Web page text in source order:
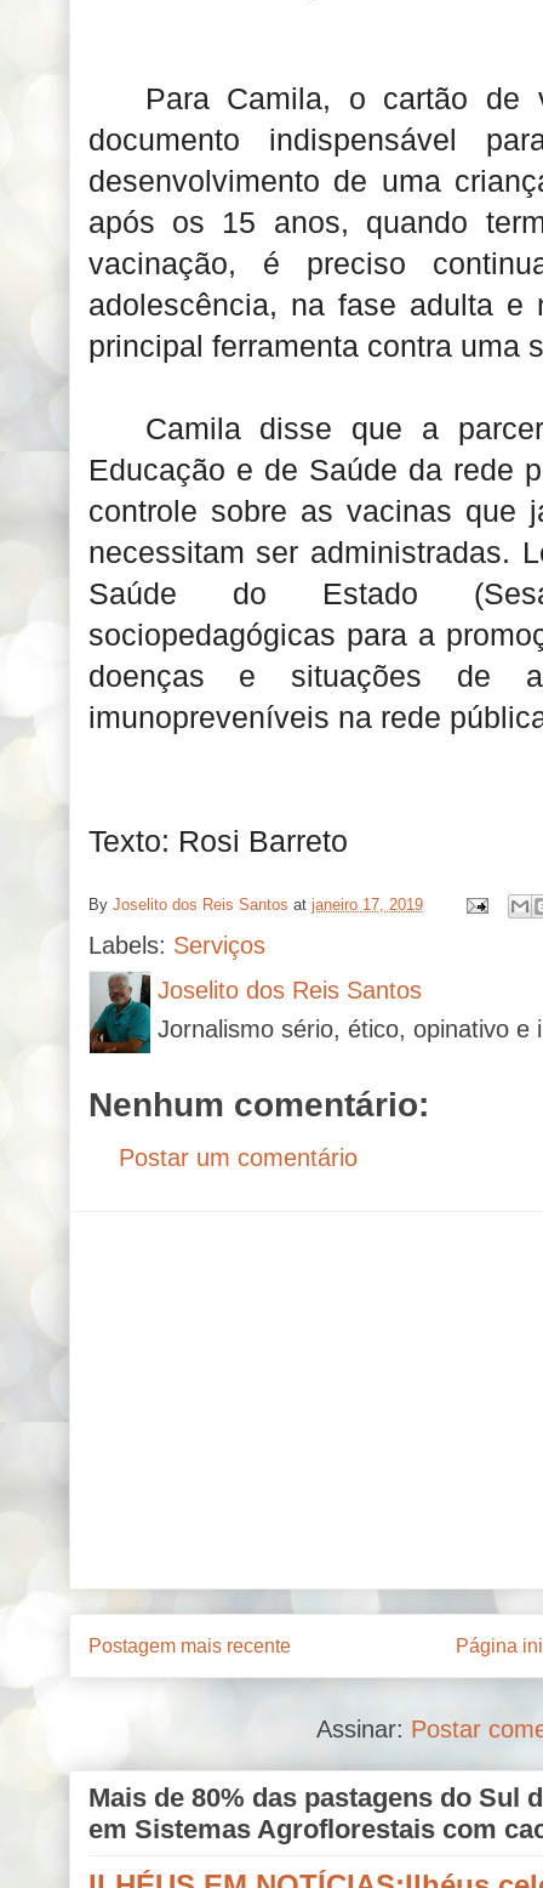
Para Camila, o cartão de
documento indispensável
desenvolvimento de uma
após os 15 anos, quando
vacinação, é preciso
adolescência, na fase adulta
principal ferramenta contra uma
Camila disse que a
Educação e de Saúde da rede
controle sobre as vacinas que
necessitam ser administradas.
Saúde do Estado
sociopedagógicas para a
doenças e situações de
imunopreveníveis na rede
Texto: Rosi Barreto
By Joselito dos Reis Santos at janeiro 17, 2019
Labels: Serviços
Joselito dos Reis Santos
Jornalismo sério, ético, opinativo e
Nenhum comentário:
Postar um comentário
Postagem mais recente Página
Assinar: Postar
Mais de 80% das pastagens do Sul
em Sistemas Agroflorestais com